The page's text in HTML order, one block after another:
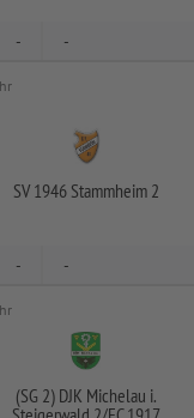
- -
SV 1946 Stammheim 2
- -
(SG 2) DJK Michelau i.